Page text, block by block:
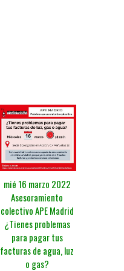
mié 16 marzo 2022
Asesoramiento
colectivo APE Madrid
¿Tienes problemas
para pagar tus
facturas de agua, luz
o gas?